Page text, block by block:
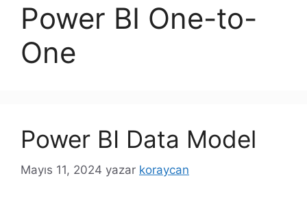
Power BI One-to-
One
Power BI Data Model
Mayıs 11, 2024 yazar koraycan